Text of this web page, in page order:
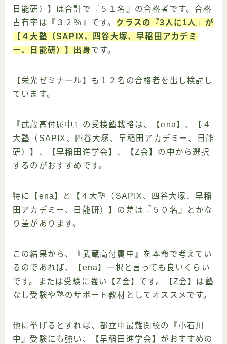
日能研）】は合計で『５１名』の合格者です。合格
占有率は『３２％』です。 クラスの『3人に1人』が
【４大塾（SAPIX、四谷大塚、早稲田アカデミ
ー、日能研）】出身です。
【栄光ゼミナール】も１２名の合格者を出し検討し
ています。
『武蔵高付属中』の受検塾戦略は、【ena】、【４
大塾（SAPIX、四谷大塚、早稲田アカデミー、日能
研）】、【早稲田進学会】、【Z会】の中から選択
するのがおすすめです。
特に【ena】と【４大塾（SAPIX、四谷大塚、早稲
田アカデミー、日能研）】の差は『５０名』とかな
り差があります。
この結果から、『武蔵高付属中』を本命で考えてい
るのであれば、【ena】一択と言っても良いくらい
です。または受験に強い【Z会】です。【Z会】は塾
なし受験や塾のサポート教材としてオススメです。
他に挙げるとすれば、都立中最難関校の『小石川
中』受験にも強い、【早稲田進学会】がおすすめの